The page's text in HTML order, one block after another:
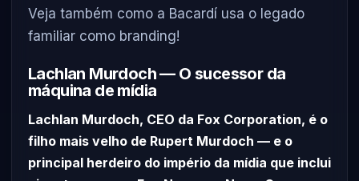
Veja também como a Bacardí usa o legado
familiar como branding!
Lachlan Murdoch — O sucessor da
máquina de mídia
Lachlan Murdoch, CEO da Fox Corporation, é o
filho mais velho de Rupert Murdoch — e o
principal herdeiro do império da mídia que inclui